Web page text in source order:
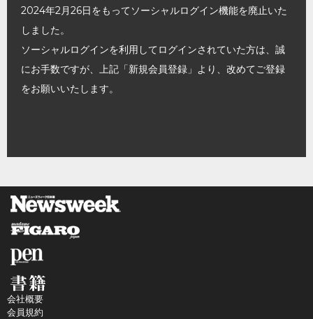
2024年2月26日をもってソーシャルログイン機能を廃止いた
しました。
ソーシャルログインを利用してログインされていた方は、誠
にお手数ですが、上記「新規会員登録」より、改めてご登録
をお願いいたします。
会社概要
会員規約